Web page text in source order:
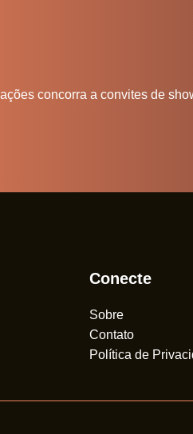
concorra a convites de
Conecte
Sobre
Contato
Política de